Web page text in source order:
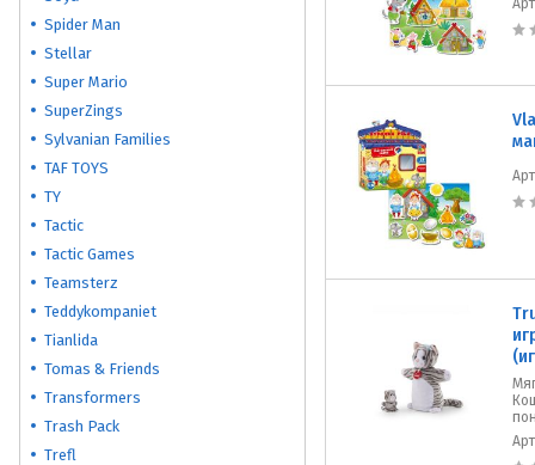
Spider Man
Stellar
Super Mario
SuperZings
Sylvanian Families
TAF TOYS
TY
Tactic
Tactic Games
Teamsterz
Teddykompaniet
Tianlida
Tomas & Friends
Transformers
Trash Pack
Trefl